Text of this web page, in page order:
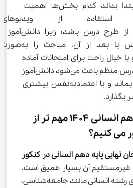
دانش‌آموز از همان ابتدا بداند کدام بخش‌ها اهمیت
استفاده از
می‌تواند بخش مهمی از طرح درس باشد؛ زیرا دانش‌آموز
می‌تواند پیش از کلاس یا بعد از آن، مباحث را به‌صورت
و با خیال راحت برای امتحانات آماده
شود. داشتن یک طرح درس منظم باعث می‌شود دانش‌آموز
از فشار امتحانات دور بماند و با اعتمادبه‌نفس بیشتری
بگذارد.
چرا امتحان نهایی دهم انسانی ۱۴۰۴ مهم‌ تر از
نهایی پایه دهم انسانی در کنکور
غیرمستقیم آن بسیار عمیق است.
بسیاری از مفاهیم پایه‌ای رشته انسانی مانند جامعه‌شناسی،